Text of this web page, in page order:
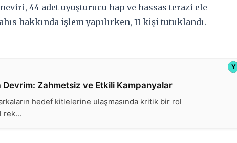
44 adet uyuşturucu hap ve hassas terazi ele
hakkında işlem yapılırken, 11 kişi tutuklandı.